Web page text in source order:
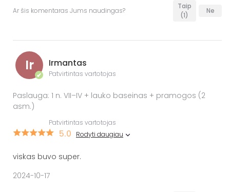
Ar šis komentaras Jums naudingas?
Taip
(1)
Ne
Ir
✔
Irmantas
Patvirtintas vartotojas
Paslauga: 1 n. VII–IV + lauko baseinas + pramogos (2
asm.)
Patvirtintas vartotojas
5.0 Rodyti daugiau
viskas buvo super.
2024-10-17